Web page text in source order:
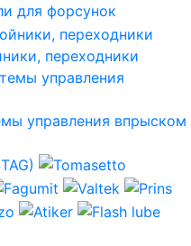
для форсунок
переходники
управления впрыском